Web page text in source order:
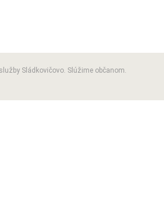
Sládkovičovo. Slúžime občanom.